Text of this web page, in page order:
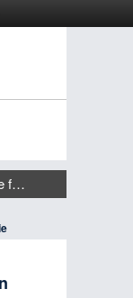
weitere Infos zu Bildungsangebote für Physiotherapeuten in Köln